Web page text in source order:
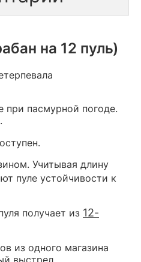
на 12 пуль)
при пасмурной погоде.
Учитывая длину
пуле устойчивости к
получает из 12-
из одного магазина
выстрел.